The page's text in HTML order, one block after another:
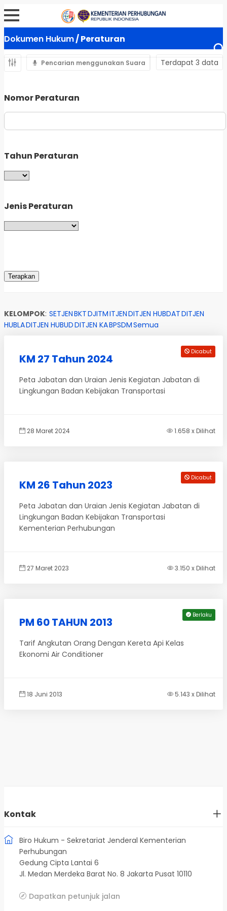
Dokumen Hukum/ Peraturan
Pencarian menggunakan Suara Terdapat 3 data
Nomor Peraturan
Tahun Peraturan
Jenis Peraturan
KELOMPOK: SETJENBKTDJITMITJENDITJEN HUBDATDITJEN
HUBLADITJEN HUBUDDITJEN KABPSDMSemua
Dicabut
KM 27 Tahun 2024
Peta Jabatan dan Uraian Jenis Kegiatan Jabatan di
Lingkungan Badan Kebijakan Transportasi
28 Maret 2024 1.658 x Dilihat
Dicabut
KM 26 Tahun 2023
Peta Jabatan dan Uraian Jenis Kegiatan Jabatan di
Lingkungan Badan Kebijakan Transportasi
Kementerian Perhubungan
27 Maret 2023 3.150 x Dilihat
Berlaku
PM 60 TAHUN 2013
Tarif Angkutan Orang Dengan Kereta Api Kelas
Ekonomi Air Conditioner
18 Juni 2013 5.143 x Dilihat
Kontak
Biro Hukum - Sekretariat Jenderal Kementerian
Perhubungan
Gedung Cipta Lantai 6
Jl. Medan Merdeka Barat No. 8 Jakarta Pusat 10110
Dapatkan petunjuk jalan